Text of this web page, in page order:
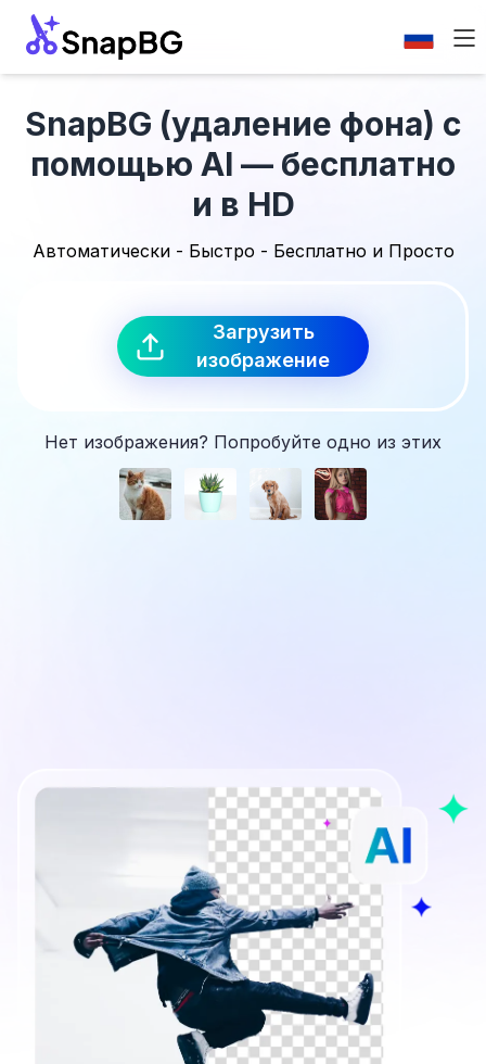
SnapBG (удаление фона) с
помощью AI — бесплатно
и в HD
Автоматически - Быстро - Бесплатно и Просто
Загрузить
изображение
Нет изображения? Попробуйте одно из этих